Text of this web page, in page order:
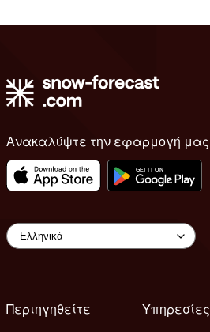
Ανακαλύψτε την εφαρμογή μας
Περιηγηθείτε
Υπηρεσίες